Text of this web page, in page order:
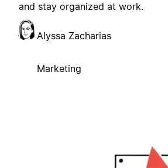
and stay organized at work.
Alyssa Zacharias
Marketing